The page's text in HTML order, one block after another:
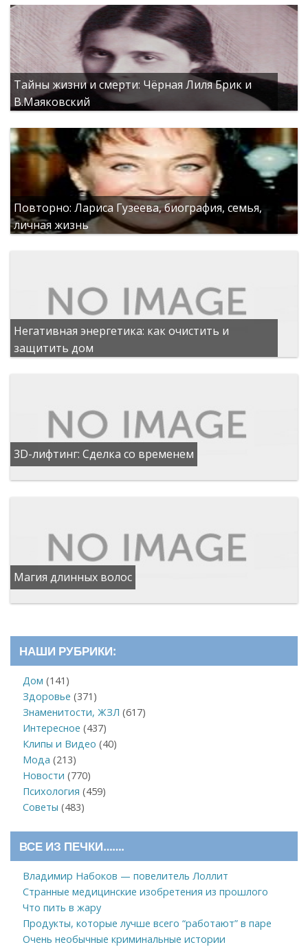
Тайны жизни и смерти: Чёрная Лиля Брик и
В.Маяковский
Повторно: Лариса Гузеева, биография, семья,
личная жизнь
Негативная энергетика: как очистить и
защитить дом
3D-лифтинг: Сделка со временем
Магия длинных волос
НАШИ РУБРИКИ:
Дом (141)
Здоровье (371)
Знаменитости, ЖЗЛ (617)
Интересное (437)
Клипы и Видео (40)
Мода (213)
Новости (770)
Психология (459)
Советы (483)
ВСЕ ИЗ ПЕЧКИ…….
Владимир Набоков — повелитель Лоллит
Странные медицинские изобретения из прошлого
Что пить в жару
Продукты, которые лучше всего “работают” в паре
Очень необычные криминальные истории